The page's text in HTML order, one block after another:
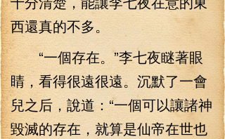
西還真的不多。
“一個存在。”李七夜瞇著眼
睛，看得很遠很遠。沉默了一會
兒之后，說道：“一個可以讓諸神
毀滅的存在，就算是仙帝在世也